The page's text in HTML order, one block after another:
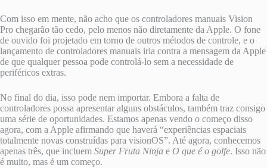
Com isso em mente, não acho que os controladores manuais Vision
Pro chegarão tão cedo, pelo menos não diretamente da Apple. O fone
de ouvido foi projetado em torno de outros métodos de controle, e o
lançamento de controladores manuais iria contra a mensagem da Apple
de que qualquer pessoa pode controlá-lo sem a necessidade de
periféricos extras.
No final do dia, isso pode nem importar. Embora a falta de
controladores possa apresentar alguns obstáculos, também traz consigo
uma série de oportunidades. Estamos apenas vendo o começo disso
agora, com a Apple afirmando que haverá “experiências espaciais
totalmente novas construídas para visionOS”. Até agora, conhecemos
apenas três, que incluem Super Fruta Ninja e O que é o golfe. Isso não
é muito, mas é um começo.